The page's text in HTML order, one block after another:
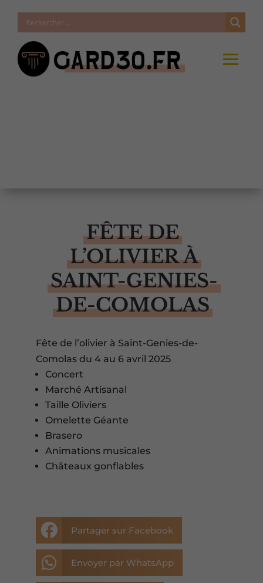
FÊTE DE
L’OLIVIER À
SAINT-GENIES-
DE-COMOLAS
Fête de l’olivier à Saint-Genies-de-
Comolas du 4 au 6 avril 2025
Concert
Marché Artisanal
Taille Oliviers
Omelette Géante
Brasero
Animations musicales
Châteaux gonflables
 Partager sur Facebook
 Envoyer par WhatsApp